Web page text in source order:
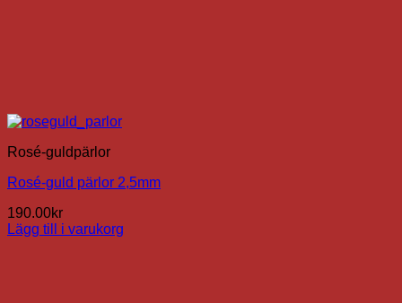
Rosé-guldpärlor
Rosé-guld pärlor 2,5mm
190.00kr
Lägg till i varukorg